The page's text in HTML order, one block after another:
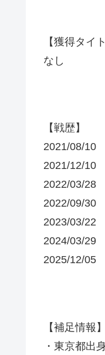
【獲得タイ
なし
【戦歴】
2021/08/10
2021/12/10
2022/03/
2022/09/30
2023/03/
2024/03/29
2025/12/
【補足情報】
・東京都出身